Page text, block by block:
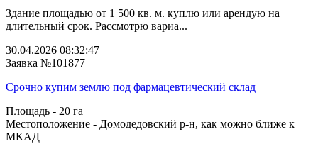
Здание площадью от 1 500 кв. м. куплю или арендую на
длительный срок. Рассмотрю вариа...
30.04.2026 08:32:47
Заявка №101877
Срочно купим землю под фармацевтический склад
Площадь - 20 га
Местоположение - Домодедовский р-н, как можно ближе к
МКАД